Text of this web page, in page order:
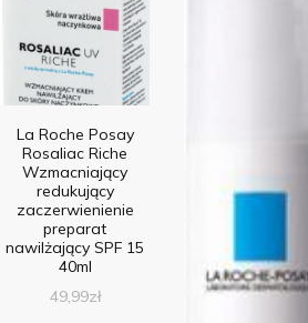
La Roche Posay
Rosaliac Riche
Wzmacniający
redukujący
zaczerwienienie
preparat
nawilżający SPF 15
40ml
49,99zł